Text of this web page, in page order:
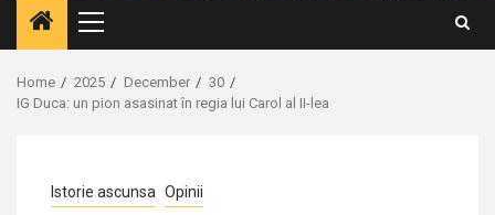
Primary
Menu
Home 2025 December
30
IG Duca: un pion asasinat în regia lui Carol al II-lea
Istorie ascunsa Opinii